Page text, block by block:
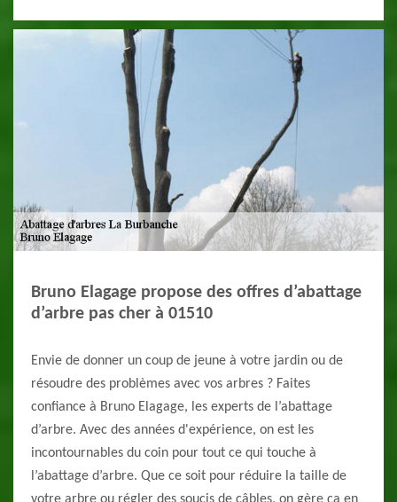
Bruno Elagage propose des offres d’abattage
d’arbre pas cher à 01510
Envie de donner un coup de jeune à votre jardin ou de
résoudre des problèmes avec vos arbres ? Faites
confiance à Bruno Elagage, les experts de l’abattage
d’arbre. Avec des années d'expérience, on est les
incontournables du coin pour tout ce qui touche à
l’abattage d’arbre. Que ce soit pour réduire la taille de